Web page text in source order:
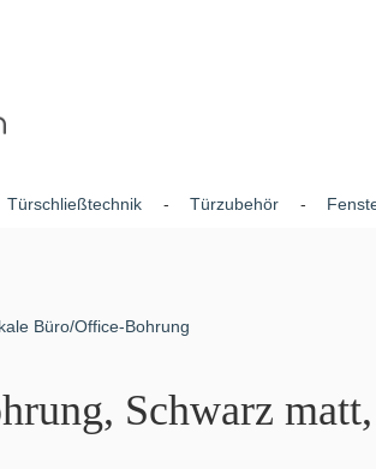
Türschließtechnik Türzubehör
Büro/Office-Bohrung
Schwarz